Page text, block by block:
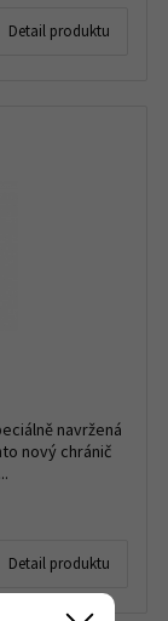
Detail produktu
navržená
nový chránič
Detail produktu